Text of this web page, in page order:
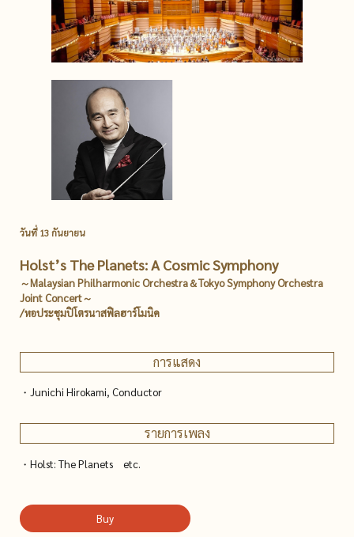
วันที่ 13 กันยายน
Holst’s The Planets: A Cosmic Symphony
～Malaysian Philharmonic Orchestra＆Tokyo Symphony Orchestra
Joint Concert～
/หอประชุมปิโตรนาสฟิลฮาร์โมนิค
การแสดง
・Junichi Hirokami, Conductor
รายการเพลง
・Holst: The Planets etc.
Buy